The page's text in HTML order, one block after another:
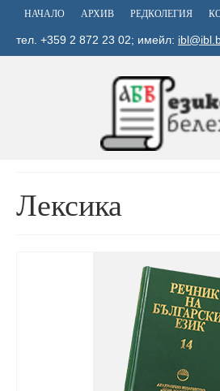
НАЧАЛО АРХИВ РЕДКОЛЕГИЯ
тел. +359 2 872 23 02; имейл:
Лексика